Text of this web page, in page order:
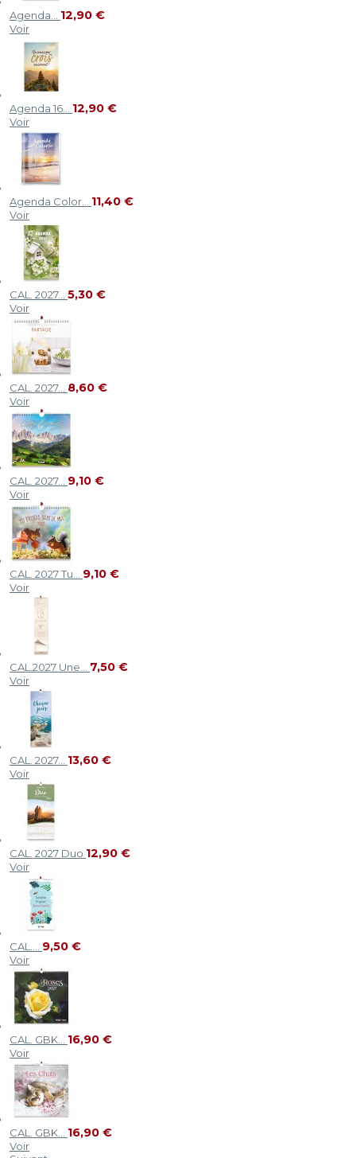
Agenda... 12,90 €
Voir
Agenda 16... 12,90 €
Voir
Agenda Color... 11,40 €
Voir
CAL. 2027... 5,30 €
Voir
CAL. 2027... 8,60 €
Voir
CAL. 2027... 9,10 €
Voir
CAL. 2027 Tu... 9,10 €
Voir
CAL.2027 Une... 7,50 €
Voir
CAL. 2027... 13,60 €
Voir
CAL. 2027 Duo 12,90 €
Voir
CAL.... 9,50 €
Voir
CAL. GBK... 16,90 €
Voir
CAL. GBK... 16,90 €
Voir